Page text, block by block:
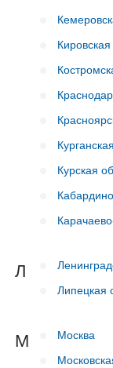
Курская
Л
Липецкая
М
Москва